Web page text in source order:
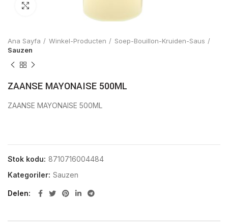
Ana Sayfa Winkel-Producten
Soep-Bouillon-Kruiden-Saus
Sauzen
ZAANSE MAYONAISE 500ML
ZAANSE MAYONAISE 500ML
Stok kodu: 8710716004484
Kategoriler: Sauzen
Delen